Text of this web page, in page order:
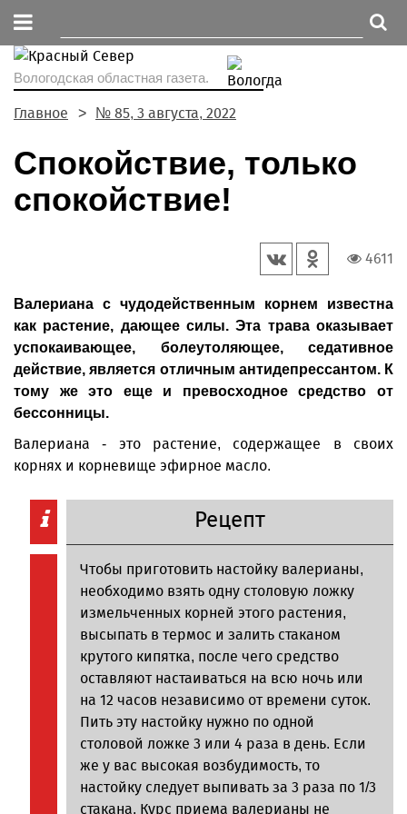
Вологодская областная газета.
Главное № 85, 3 августа, 2022
Спокойствие, только
спокойствие!
4611
Валериана с чудодейственным корнем известна
как растение, дающее силы. Эта трава оказывает
успокаивающее, болеутоляющее, седативное
действие, является отличным антидепрессантом. К
тому же это еще и превосходное средство от
бессонницы.
Валериана - это растение, содержащее в своих
корнях и корневище эфирное масло.
Рецепт
Чтобы приготовить настойку валерианы,
необходимо взять одну столовую ложку
измельченных корней этого растения,
высыпать в термос и залить стаканом
крутого кипятка, после чего средство
оставляют настаиваться на всю ночь или
на 12 часов независимо от времени суток.
Пить эту настойку нужно по одной
столовой ложке 3 или 4 раза в день. Если
же у вас высокая возбудимость, то
настойку следует выпивать за 3 раза по 1/3
стакана. Курс приема валерианы не